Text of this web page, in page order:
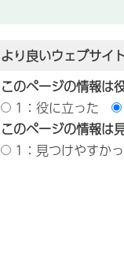
より良いウェブサイ
このページの情報は
1：役に立った
このページの情報は
1：見つけやすか